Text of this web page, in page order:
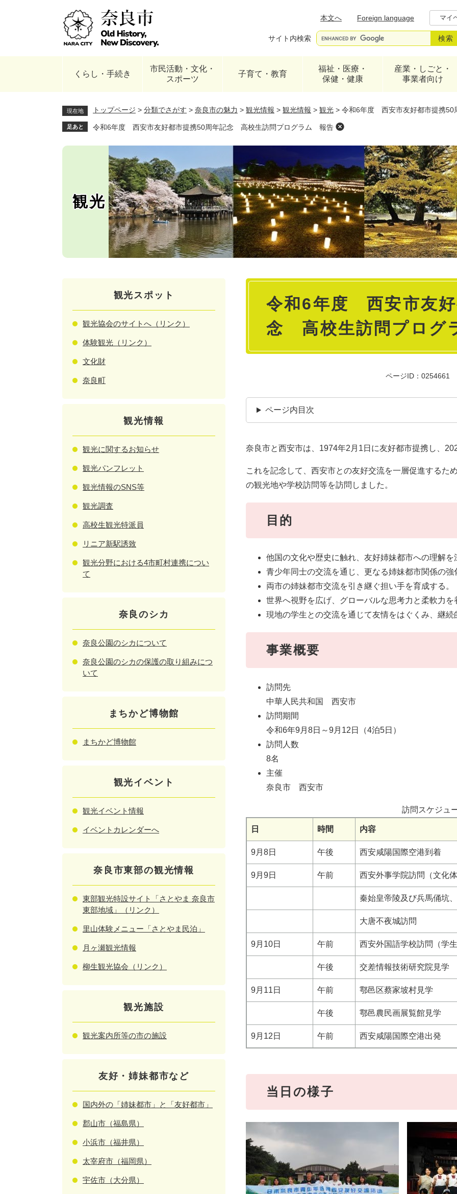
本文へ
Foreign language マイ
サイト内検索
くらし・手続き
市民活動・文化・
スポーツ
子育て・教育
福祉・医療・
保健・健康
産業・しごと・
事業者向け
現在地 トップページ > 分類でさがす > 奈良市の魅力 > 観光情報 > 観光情報 > 観光 > 令和6年度 西安市友好都市提携
足あと 令和6年度 西安市友好都市提携50周年記念 高校生訪問プログラム 報告
観光
本
令和6年度 西安市友
念 高校生訪問プロ
ページID：0254661
ページ内目次
奈良市と西安市は、1974年2月1日に友好都市提携し、
これを記念して、西安市との友好交流を一層促進するた
の観光地や学校訪問等を訪問しました。
目的
他国の文化や歴史に触れ、友好姉妹都市への理解を
青少年同士の交流を通じ、更なる姉妹都市関係の
両市の姉妹都市交流を引き継ぐ担い手を育成する。
世界へ視野を広げ、グローバルな思考力と柔軟力
現地の学生との交流を通じて友情をはぐくみ、継
事業概要
訪問先
中華人民共和国 西安市
訪問期間
令和6年9月8日～9月12日（4泊5日）
訪問人数
8名
主催
奈良市 西安市
訪問スケジュ
日 時間 内容
9月8日 午後 西安咸陽国際空港到着
9月9日 午前 西安外事学院訪問（文化
秦始皇帝陵及び兵馬俑坑
大唐不夜城訪問
9月10日 午前 西安外国語学校訪問（学
午後 交差情報技術研究院見学
9月11日 午前 鄠邑区蔡家坡村見学
午後 鄠邑農民画展覧館見学
9月12日 午前 西安咸陽国際空港出発
当日の様子
観光スポット
観光協会のサイトへ（リンク）
体験観光（リンク）
文化財
奈良町
観光情報
観光に関するお知らせ
観光パンフレット
観光情報のSNS等
観光調査
高校生観光特派員
リニア新駅誘致
観光分野における4市町村連携につい
て
奈良のシカ
奈良公園のシカについて
奈良公園のシカの保護の取り組みにつ
いて
まちかど博物館
まちかど博物館
観光イベント
観光イベント情報
イベントカレンダーへ
奈良市東部の観光情報
東部観光特設サイト「さとやま 奈良市
東部地域」（リンク）
里山体験メニュー「さとやま民泊」
月ヶ瀬観光情報
柳生観光協会（リンク）
観光施設
観光案内所等の市の施設
友好・姉妹都市など
国内外の「姉妹都市」と「友好都市」
郡山市（福島県）
小浜市（福井県）
太宰府市（福岡県）
宇佐市（大分県）